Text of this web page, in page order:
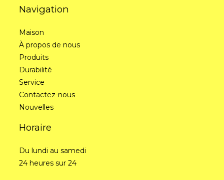
Navigation
Maison
À propos de nous
Produits
Durabilité
Service
Contactez-nous
Nouvelles
Horaire
Du lundi au samedi
24 heures sur 24